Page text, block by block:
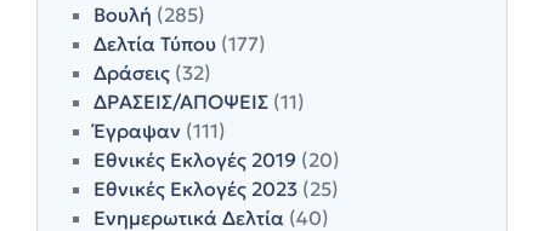
Βουλή (285)
Δελτία Τύπου (177)
Δράσεις (32)
ΔΡΑΣΕΙΣ/ΑΠΟΨΕΙΣ (11)
Έγραψαν (111)
Εθνικές Εκλογές 2019 (20)
Εθνικές Εκλογές 2023 (25)
Ενημερωτικά Δελτία (40)